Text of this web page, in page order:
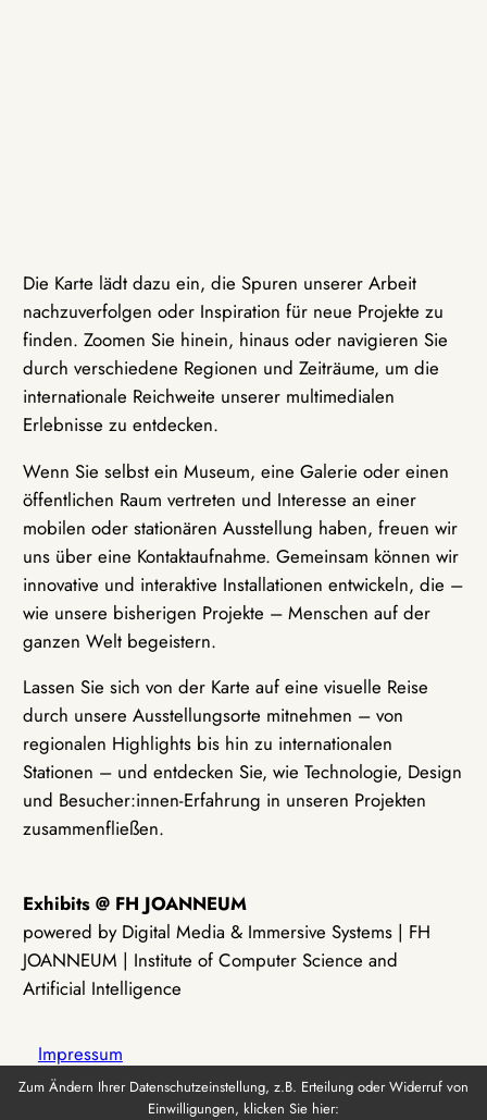
Die Karte lädt dazu ein, die Spuren unserer Arbeit
nachzuverfolgen oder Inspiration für neue Projekte zu
finden. Zoomen Sie hinein, hinaus oder navigieren Sie
durch verschiedene Regionen und Zeiträume, um die
internationale Reichweite unserer multimedialen
Erlebnisse zu entdecken.
Wenn Sie selbst ein Museum, eine Galerie oder einen
öffentlichen Raum vertreten und Interesse an einer
mobilen oder stationären Ausstellung haben, freuen wir
uns über eine Kontaktaufnahme. Gemeinsam können wir
innovative und interaktive Installationen entwickeln, die –
wie unsere bisherigen Projekte – Menschen auf der
ganzen Welt begeistern.
Lassen Sie sich von der Karte auf eine visuelle Reise
durch unsere Ausstellungsorte mitnehmen – von
regionalen Highlights bis hin zu internationalen
Stationen – und entdecken Sie, wie Technologie, Design
und Besucher:innen-Erfahrung in unseren Projekten
zusammenfließen.
Exhibits @ FH JOANNEUM
powered by Digital Media & Immersive Systems | FH
JOANNEUM | Institute of Computer Science and
Artificial Intelligence
Impressum
Zum Ändern Ihrer Datenschutzeinstellung, z.B. Erteilung oder Widerruf von
Einwilligungen, klicken Sie hier: